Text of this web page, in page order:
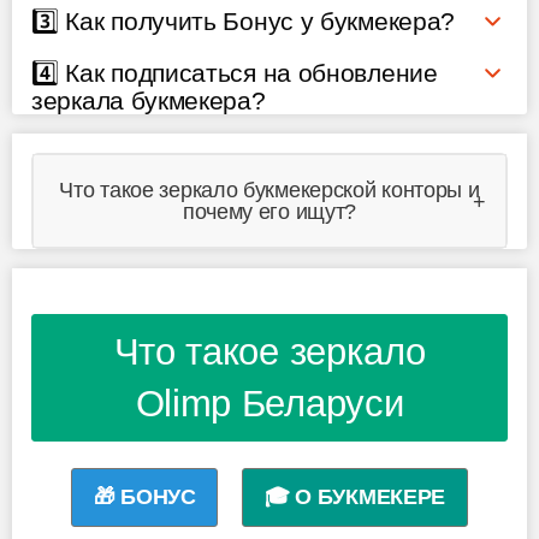
3️⃣ Как получить Бонус у букмекера?
4️⃣ Как подписаться на обновление
зеркала букмекера?
Что такое зеркало букмекерской конторы и
почему его ищут?
Что такое зеркало
Olimp Беларуси
🎁 БОНУС 🎓 О БУКМЕКЕРЕ